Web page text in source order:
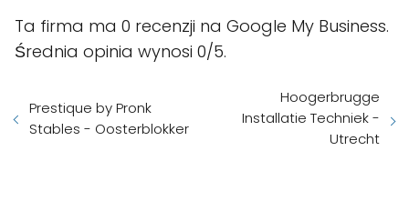
Ta firma ma 0 recenzji na Google My Business.
Średnia opinia wynosi 0/5.
Prestique by Pronk
Stables - Oosterblokker
Hoogerbrugge
Installatie Techniek -
Utrecht